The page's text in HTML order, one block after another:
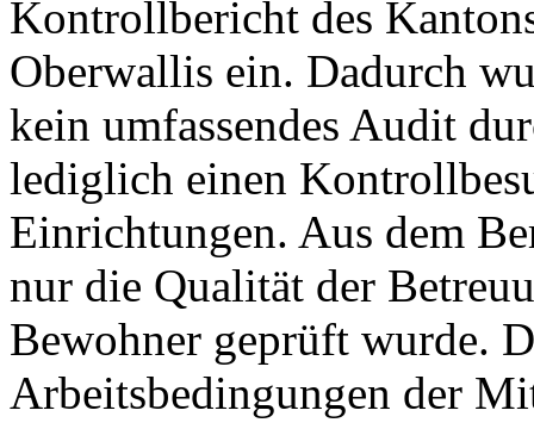
Kontrollbericht des
Oberwallis ein. Dadurch
kein umfassendes Audit
lediglich einen
Einrichtungen. Aus dem
nur die Qualität der
Bewohner geprüft wurde.
Arbeitsbedingungen der